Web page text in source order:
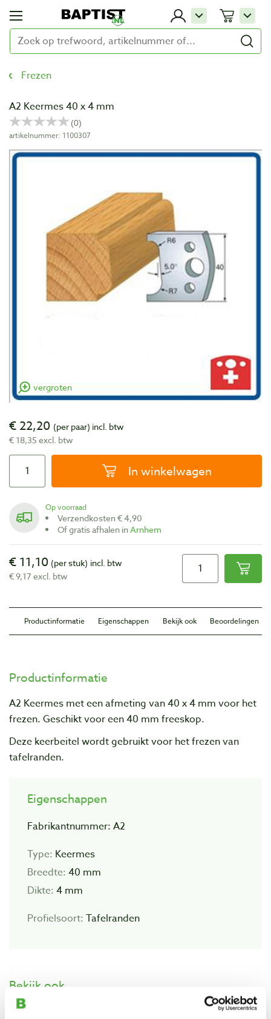
Frezen
A2 Keermes 40 x 4 mm
artikelnummer: 1100307
vergroten
€ 22,20 (per paar) incl. btw
€ 18,35 excl. btw
In winkelwagen
Op voorraad
Verzendkosten € 4,90
Of gratis afhalen inArnhem
€ 11,10 (per stuk) incl. btw
€ 9,17 excl. btw
Productinformatie Eigenschappen Bekijk ook Beoordelingen
Productinformatie
A2 Keermes met een afmeting van 40 x 4 mm voor het
frezen. Geschikt voor een 40 mm freeskop.
Deze keerbeitel wordt gebruikt voor het frezen van
tafelranden.
Eigenschappen
Fabrikantnummer: A2
Type: Keermes
Breedte: 40 mm
Dikte: 4 mm
Profielsoort: Tafelranden
Bekijk ook